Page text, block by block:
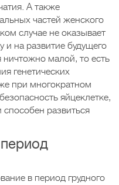
А также
частей женского
случае не оказывает
и на развитие будущего
ничтожно малой, то есть
генетических
при многократном
яйцеклетке,
развиться
в период грудного